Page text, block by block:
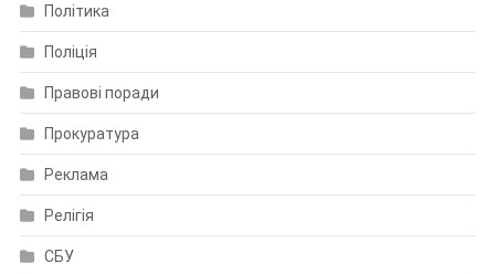
Політика
Поліція
Правові поради
Прокуратура
Реклама
Релігія
СБУ